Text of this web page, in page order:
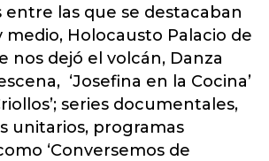
las que se destacaban
medio, Holocausto Palacio de
nos dejó el volcán, Danza
‘Josefina en la Cocina’
series documentales,
unitarios, programas
‘Conversemos de